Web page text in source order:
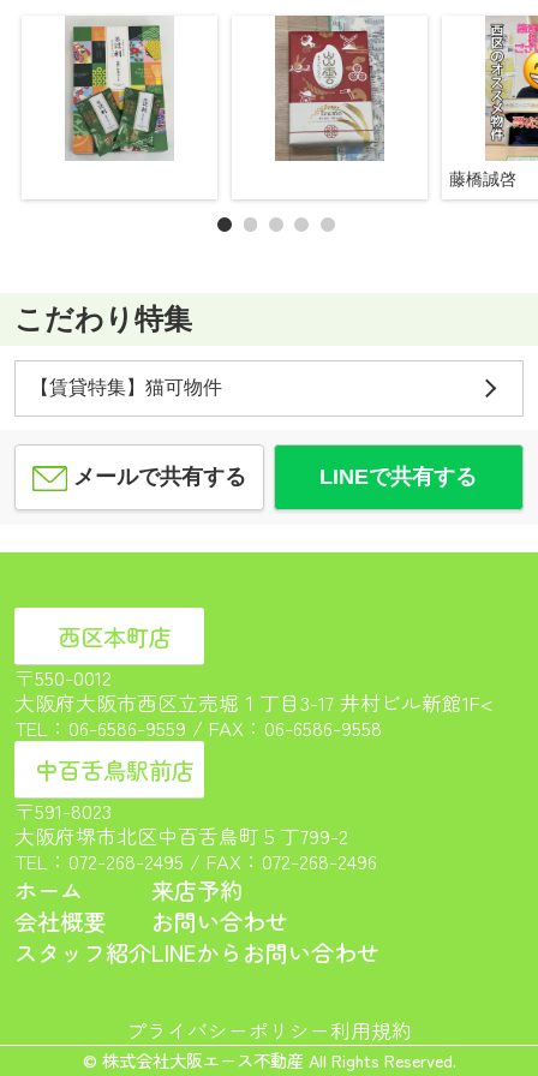
藤橋誠啓
こだわり特集
【賃貸特集】猫可物件
メールで共有する LINEで共有する
西区本町店
〒550-0012
大阪府大阪市西区立売堀１丁目3-17 井村ビル新館1F<
TEL： 06-6586-9559 / FAX：06-6586-9558
中百舌鳥駅前店
〒591-8023
大阪府堺市北区中百舌鳥町５丁799-2
TEL： 072-268-2495 / FAX：072-268-2496
ホーム
会社概要
スタッフ紹介
来店予約
お問い合わせ
LINEからお問い合わせ
プライバシーポリシー利用規約
© 株式会社大阪エース不動産 All Rights Reserved.